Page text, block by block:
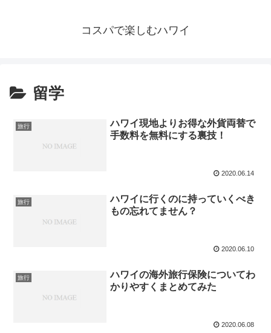
コスパで楽しむハワイ
留学
旅行
ハワイ現地よりお得な外貨両替で
手数料を無料にする裏技！
2020.06.14
旅行
ハワイに行くのに持っていくべき
もの忘れてません？
2020.06.10
旅行
ハワイの海外旅行保険についてわ
かりやすくまとめてみた
2020.06.08